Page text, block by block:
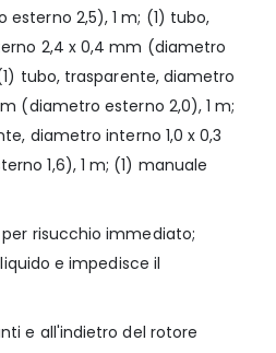
2,5), 1 m; (1) tubo,
2,4 x 0,4 mm (diametro
tubo, trasparente, diametro
(diametro esterno 2,0), 1 m;
diametro interno 1,0 x 0,3
1,6), 1 m; (1) manuale
risucchio immediato;
e impedisce il
e all'indietro del rotore